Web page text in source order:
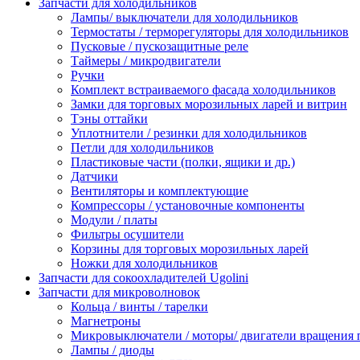
Запчасти для холодильников
Лампы/ выключатели для холодильников
Термостаты / терморегуляторы для холодильников
Пусковые / пускозащитные реле
Таймеры / микродвигатели
Ручки
Комплект встраиваемого фасада холодильников
Замки для торговых морозильных ларей и витрин
Тэны оттайки
Уплотнители / резинки для холодильников
Петли для холодильников
Пластиковые части (полки, ящики и др.)
Датчики
Вентиляторы и комплектующие
Компрессоры / установочные компоненты
Модули / платы
Фильтры осушители
Корзины для торговых морозильных ларей
Ножки для холодильников
Запчасти для сокоохладителей Ugolini
Запчасти для микроволновок
Кольца / винты / тарелки
Магнетроны
Микровыключатели / моторы/ двигатели вращения
Лампы / диоды